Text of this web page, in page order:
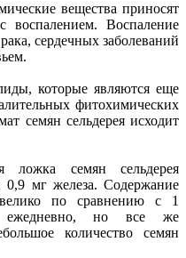
вещества приносят
воспалением. Воспаление
сердечных заболеваний
которые являются еще
фитохимических
семян сельдерея исходит
ложка семян сельдерея
мг железа. Содержание
по сравнению с 1
ежедневно, но все же
количество семян